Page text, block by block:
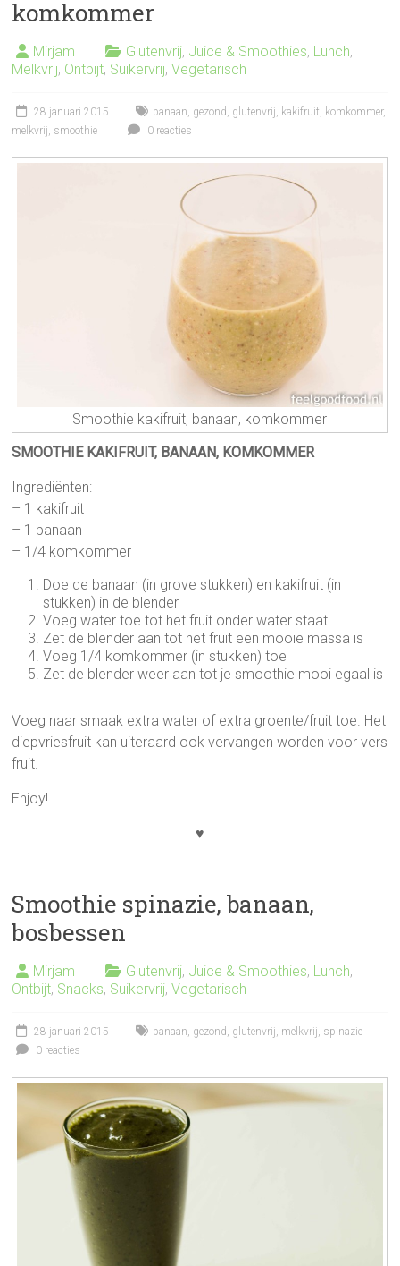
komkommer
Mirjam Glutenvrij, Juice & Smoothies, Lunch,
Melkvrij, Ontbijt, Suikervrij,Vegetarisch
28 januari 2015 banaan gezond glutenvrij kakifruit komkommer,
melkvrij smoothie 0 reacties
Smoothie kakifruit, banaan, komkommer
SMOOTHIE KAKIFRUIT, BANAAN, KOMKOMMER
Ingrediënten:
– 1 kakifruit
– 1 banaan
– 1/4 komkommer
Doe de banaan (in grove stukken) en kakifruit (in
stukken) in de blender
Voeg water toe tot het fruit onder water staat
Zet de blender aan tot het fruit een mooie massa is
Voeg 1/4 komkommer (in stukken) toe
Zet de blender weer aan tot je smoothie mooi egaal is
Voeg naar smaak extra water of extra groente/fruit toe. Het
diepvriesfruit kan uiteraard ook vervangen worden voor vers
fruit.
Enjoy!
♥
Smoothie spinazie, banaan,
bosbessen
Mirjam Glutenvrij, Juice & Smoothies, Lunch,
Ontbijt, Snacks, Suikervrij,Vegetarisch
28 januari 2015 banaan, gezond , glutenvrij, melkvrij, spinazie
0 reacties